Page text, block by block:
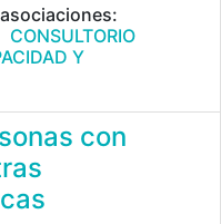
CONSULTORIO
Y
con